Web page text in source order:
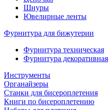
Шнуры
Ювелирные ленты
Фурнитура для бижутерии
Фурнитура техническая
Фурнитура декоративная
Инструменты
Органайзеры
Станки для бисероплетения
Книги по бисероплетению